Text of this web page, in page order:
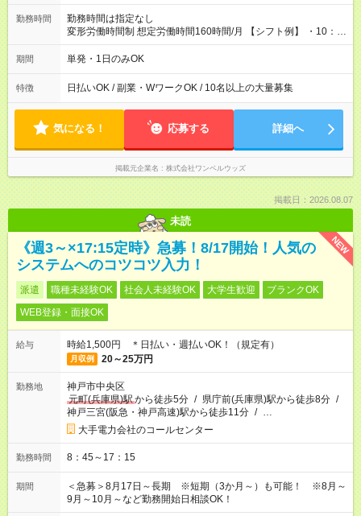
勤務時間
勤務時間は指定なし
変形労働時間制 想定労働時間160時間/月 【シフト例】 ・10：
00～20：00
期間 単発・1日のみOK
特徴 日払いOK / 副業・WワークOK / 10名以上の大量募集
気になる！ 応募する 詳細へ
掲載元企業名 株式会社ワンベルウッズ
掲載日：2026.08.07
未読
NEW
《週3～×17:15定時》急募！8/17開始！人気の
システムへのコツコツ入力！
派遣 職種未経験OK 社会人未経験OK 大学生歓迎
ブランクOK
WEB登録・面接OK
給与 時給1,500円 ＊日払い・週払いOK！（規定有）
月収例 20～25万円
勤務地
神戸市中央区
元町(兵庫県)駅から徒歩5分 / 県庁前(兵庫県)駅から徒歩8分 /
神戸三宮(阪急・神戸高速)駅から徒歩11分 / …
大手電力会社のコールセンター
勤務時間 8：45～17：15
期間
＜急募＞8月17日～長期 ※短期（3か月～）も可能！ ※8月～
9月～10月～など勤務開始日相談OK！